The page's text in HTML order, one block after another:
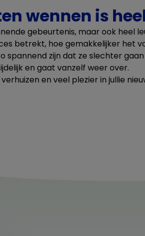
wennen is
gebeurtenis, maar ook heel
betrekt, hoe gemakkelijker het
spannend zijn dat ze slechter
en gaat vanzelf weer over.
en veel plezier in jullie